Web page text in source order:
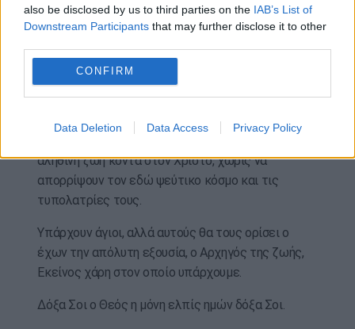
also be disclosed by us to third parties on the IAB’s List of
Downstream Participants that may further disclose it to other
CONFIRM
Data Deletion Data Access Privacy Policy
Όταν έγινε η ανακομιδή των λειψάνων , ευωδίαζαν
με μια υπέροχη ευωδία , τόσο έντονη, που έναν
ιερομόναχο, ο οποίος συμμετείχε στην ανακομιδή,
όταν , μετά από καιρό ,πήγε στην Χίο, τον
ρωτούσαν γιατί ευωδιάζουν τα χέρια του.
Ο βίος του, αφιερώνεται σε όλες και όλους
αληθινή ζωή κοντά στον Χριστό, χωρίς να
απορρίψουν τον εδώ ψεύτικο κόσμο και τις
τυπολατρίες τους.
Υπάρχουν άγιοι, αλλά αυτούς θα τους ορίσει ο
έχων την απόλυτη εξουσία, ο Αρχηγός της ζωής,
Εκείνος χάρη στον οποίο υπάρχουμε.
Δόξα Σοι ο Θεός η μόνη ελπίς ημών δόξα Σοι.